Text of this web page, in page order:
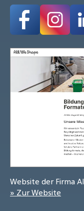
Website der Firma
» Zur Website